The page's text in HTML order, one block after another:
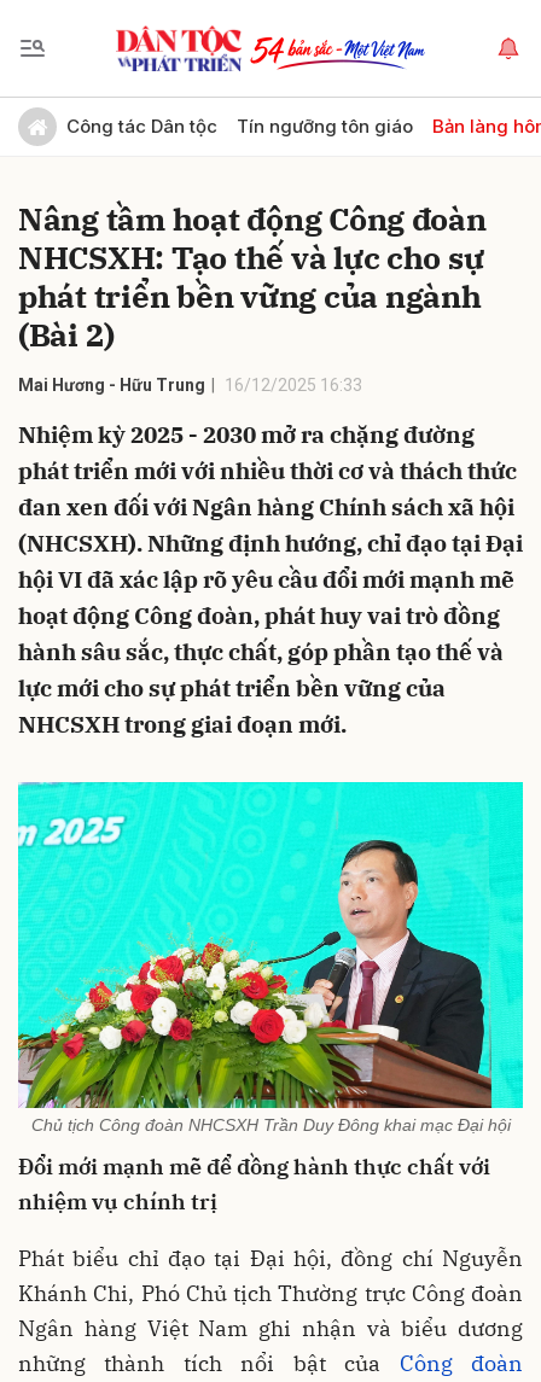
Công tác Dân tộc Tín ngưỡng tôn giáo Bản làng
Nâng tầm hoạt động Công đoàn
NHCSXH: Tạo thế và lực cho sự
phát triển bền vững của ngành
(Bài 2)
Mai Hương - Hữu Trung 16/12/2025 16:33
Nhiệm kỳ 2025 - 2030 mở ra chặng đường
phát triển mới với nhiều thời cơ và thách thức
đan xen đối với Ngân hàng Chính sách xã hội
(NHCSXH). Những định hướng, chỉ đạo tại Đại
hội VI đã xác lập rõ yêu cầu đổi mới mạnh mẽ
hoạt động Công đoàn, phát huy vai trò đồng
hành sâu sắc, thực chất, góp phần tạo thế và
lực mới cho sự phát triển bền vững của
NHCSXH trong giai đoạn mới.
Chủ tịch Công đoàn NHCSXH Trần Duy Đông khai mạc Đại hội
Đổi mới mạnh mẽ để đồng hành thực chất với
nhiệm vụ chính trị
Phát biểu chỉ đạo tại Đại hội, đồng chí Nguyễn
Khánh Chi, Phó Chủ tịch Thường trực Công đoàn
Ngân hàng Việt Nam ghi nhận và biểu dương
những thành tích nổi bật của Công đoàn
Gửi bình luận